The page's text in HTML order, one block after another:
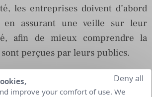
les entreprises doivent d’abord
en assurant une veille sur leur
afin de mieux comprendre la
perçues par leurs publics.
d’agir.
improve your comfort of use. We
Deny all